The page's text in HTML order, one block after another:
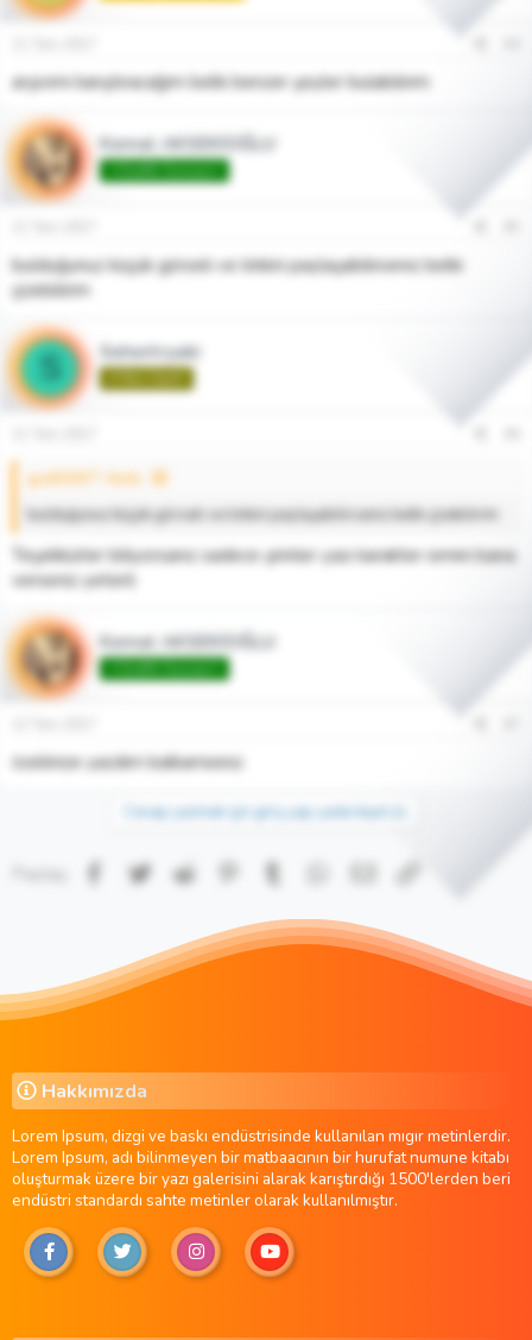
arşivimi karıştıracağım belki benzer şeyler bulabilirim
Kemal AKSEKİOĞLU
♾️Grafik Gurusu♾️
bulduğunuz küçük görseli ve linkini paylaşabilirseniz belki
çizebilirim
S Sehertryaki
🌱Yeni Üye🌱
grafi5907' Alıntı:
bulduğunuz küçük görseli ve linkini paylaşabilirseniz belki çizebilirim
Teşekkürler biliyorsanız sadece şirinler yazı karakter ismini bana
verseniz yeterli
Kemal AKSEKİOĞLU
♾️Grafik Gurusu♾️
özelinize yazdım balkamısınız
Cevap yazmak için giriş yap yada kayıt ol.
Facebook
Twitter WhatsAppE-posta
Hakkımızda
Lorem Ipsum, dizgi ve baskı endüstrisinde kullanılan mıgır metinlerdir.
Lorem Ipsum, adı bilinmeyen bir matbaacının bir hurufat numune kitabı
oluşturmak üzere bir yazı galerisini alarak karıştırdığı 1500'lerden beri
endüstri standardı sahte metinler olarak kullanılmıştır.